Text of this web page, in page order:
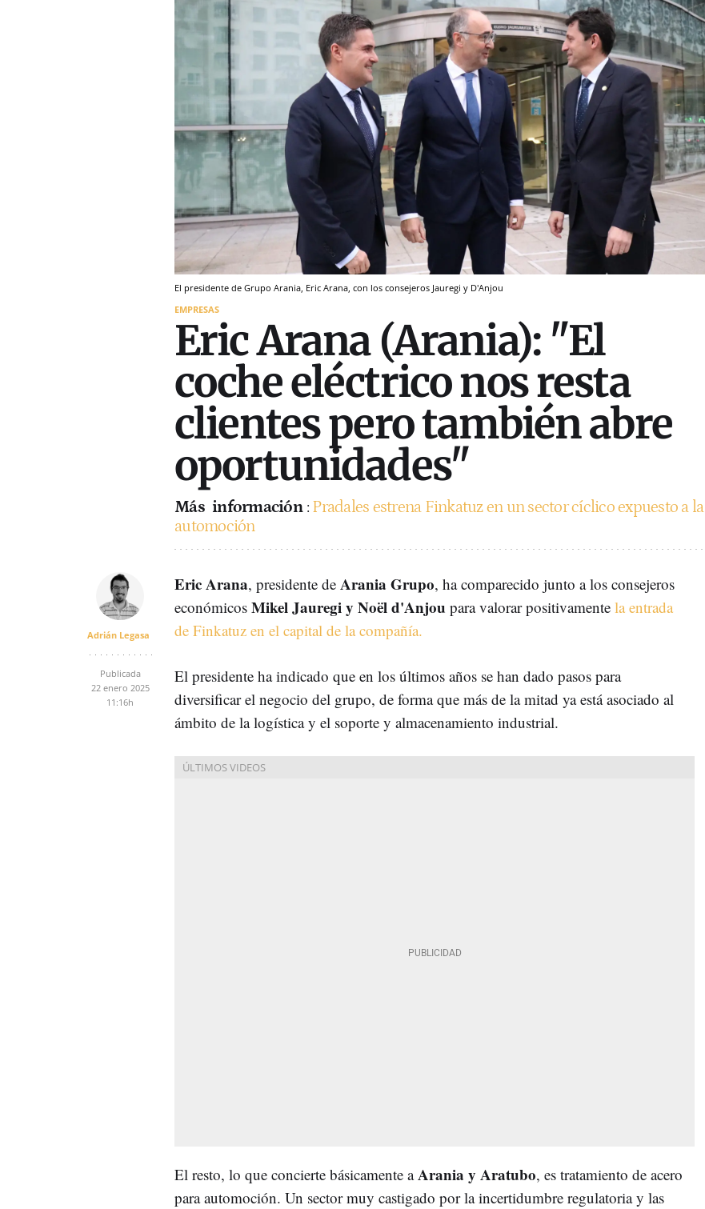
El presidente de Grupo Arania, Eric Arana, con los consejeros Jauregi y D'Anjou
EMPRESAS
Eric Arana (Arania): "El
coche eléctrico nos resta
clientes pero también abre
oportunidades"
Más información : Pradales estrena Finkatuz en un sector cíclico expuesto a la
automoción
Adrián Legasa
Publicada
22 enero 2025
11:16h
Eric Arana, presidente de Arania Grupo, ha comparecido junto a los consejeros
económicos Mikel Jauregi y Noël d'Anjou para valorar positivamente la entrada
de Finkatuz en el capital de la compañía.
El presidente ha indicado que en los últimos años se han dado pasos para
diversificar el negocio del grupo, de forma que más de la mitad ya está asociado al
ámbito de la logística y el soporte y almacenamiento industrial.
El resto, lo que concierte básicamente aArania y Aratubo, es tratamiento de acero
para automoción. Un sector muy castigado por la incertidumbre regulatoria y las